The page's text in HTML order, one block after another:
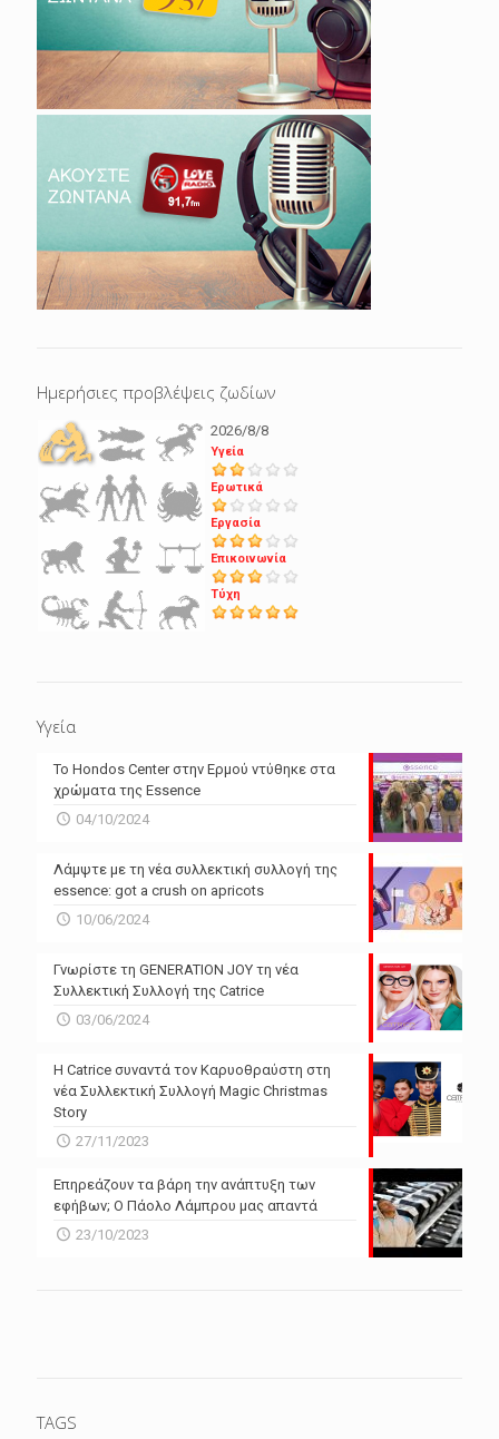
Ημερήσιες προβλέψεις ζωδίων
2026/8/8
Υγεία
Ερωτικά
Εργασία
Επικοινωνία
Τύχη
Υγεία
Το Hondos Center στην Ερμού ντύθηκε στα
χρώματα της Essence
04/10/2024
Λάμψτε με τη νέα συλλεκτική συλλογή της
essence: got a crush on apricots
10/06/2024
Γνωρίστε τη GENERATION JOY τη νέα
Συλλεκτική Συλλογή της Catrice
03/06/2024
Η Catrice συναντά τον Καρυοθραύστη στη
νέα Συλλεκτική Συλλογή Magic Christmas
Story
27/11/2023
Επηρεάζουν τα βάρη την ανάπτυξη των
εφήβων; Ο Πάολο Λάμπρου μας απαντά
23/10/2023
TAGS